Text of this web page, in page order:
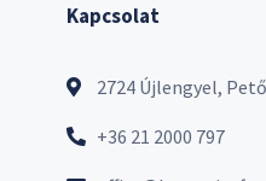
Kapcsolat
2724 Újlengyel,
+36 21 2000 797